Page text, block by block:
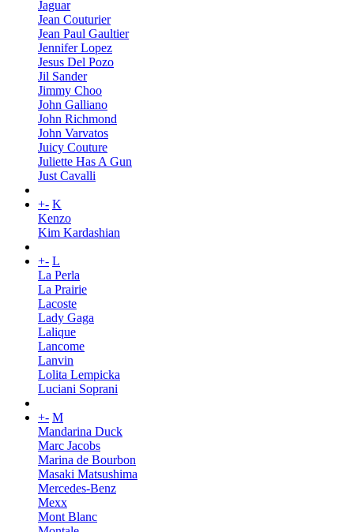
Jaguar
Jean Couturier
Jean Paul Gaultier
Jennifer Lopez
Jesus Del Pozo
Jil Sander
Jimmy Choo
John Galliano
John Richmond
John Varvatos
Juicy Couture
Juliette Has A Gun
Just Cavalli
+- K
Kenzo
Kim Kardashian
+- L
La Perla
La Prairie
Lacoste
Lady Gaga
Lalique
Lancome
Lanvin
Lolita Lempicka
Luciani Soprani
+- M
Mandarina Duck
Marc Jacobs
Marina de Bourbon
Masaki Matsushima
Mercedes-Benz
Mexx
Mont Blanc